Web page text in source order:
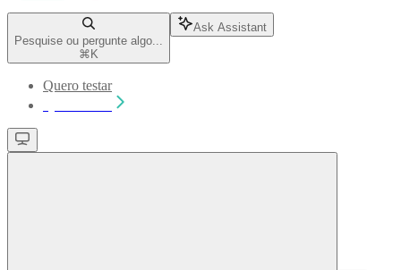
Pesquise ou pergunte algo...
⌘ K
Ask Assistant
Quero testar